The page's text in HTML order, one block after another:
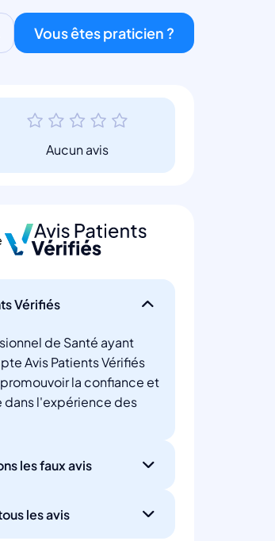
Vous êtes praticien ?
Aucun avis
Vérifiés
de Santé ayant
Avis Patients Vérifiés
la confiance et
dans l'expérience des
les faux avis
les avis